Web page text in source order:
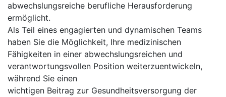
abwechslungsreiche berufliche Herausforderung
ermöglicht.
Als Teil eines engagierten und dynamischen Teams
haben Sie die Möglichkeit, Ihre medizinischen
Fähigkeiten in einer abwechslungsreichen und
verantwortungsvollen Position weiterzuentwickeln,
während Sie einen
wichtigen Beitrag zur Gesundheitsversorgung der